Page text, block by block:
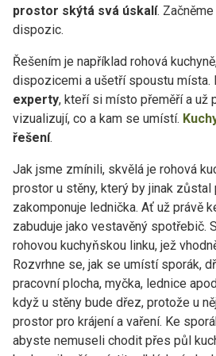
prostor skýtá svá úskalí.
dispozic.
Řešením je například rohová
dispozicemi a ušetří spoustu místa.
experty, kteří si místo přeměří a už
vizualizují, co a kam se umístí.
řešení.
Jak jsme zmínili, skvělá je rohová
prostor u stěny, který by jinak zůstal
zakomponuje lednička. Ať už právě
zabuduje jako vestavěný spotřebič.
rohovou kuchyňskou linku, jež
Rozvrhne se, jak se umístí sporák,
pracovní plocha, myčka, lednice
když u stěny bude dřez, protože u
prostor pro krájení a vaření. Ke
abyste nemuseli chodit přes půl